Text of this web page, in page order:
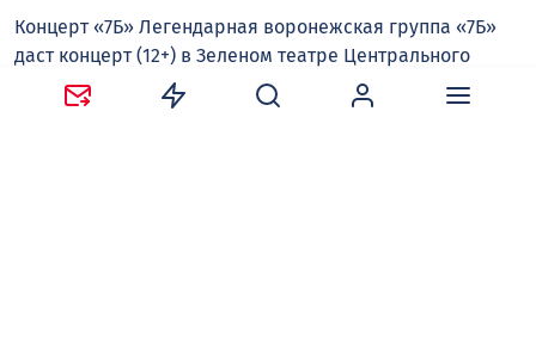
Концерт «7Б» Легендарная воронежская группа «7Б»
даст концерт (12+) в Зеленом театре Центрального
парка в субботу, 8 августа. Программа посвящена 25-
летию группы. Зрителям обещают хиты земляков